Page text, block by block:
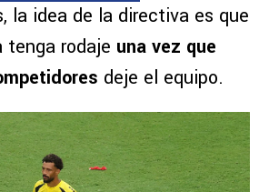
la idea de la directiva es que
tenga rodaje una vez que
deje el equipo.